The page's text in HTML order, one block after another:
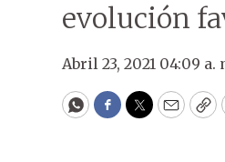
evolución
Abril 23, 2021 04:09 a.
WhatsApp
Facebook
Twitter
Email